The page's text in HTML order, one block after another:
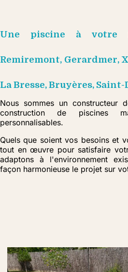
Une piscine à votre
Remiremont, Gerardmer,
La Bresse, Bruyères, Saint-
Nous sommes un constructeur
construction de piscines
personnalisables.
Quels que soient vos besoins et
tout en œuvre pour satisfaire
adaptons à l'environnement
façon harmonieuse le projet sur